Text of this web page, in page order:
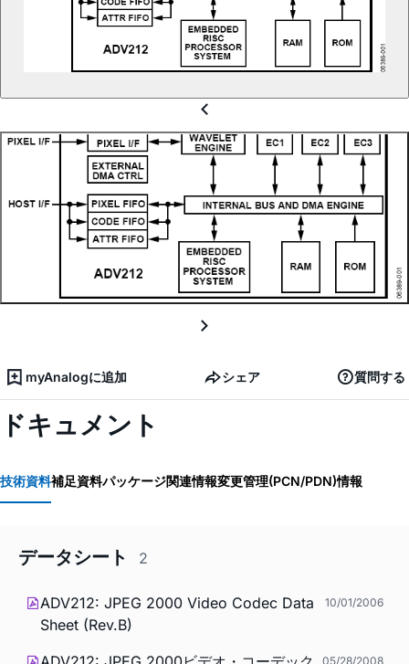
myAnalogに追加 シェア 質問する
ドキュメント
技術資料補足資料パッケージ関連情報変更管理(PCN/PDN)情報
データシート 2
ADV212: JPEG 2000 Video Codec Data
Sheet (Rev.B)
10/01/2006
05/28/2008